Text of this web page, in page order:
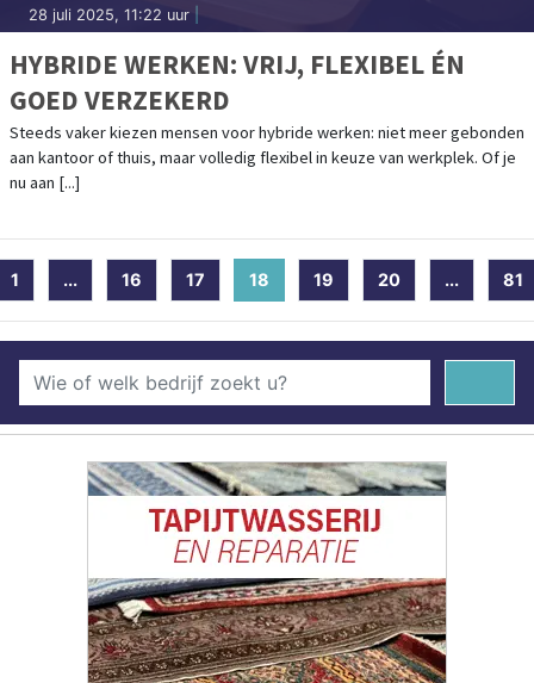
28 juli 2025, 11:22 uur
HYBRIDE WERKEN: VRIJ, FLEXIBEL ÉN
GOED VERZEKERD
Steeds vaker kiezen mensen voor hybride werken: niet meer gebonden
aan kantoor of thuis, maar volledig flexibel in keuze van werkplek. Of je
nu aan [...]
1 ... 16 17 18 (current)
19 20 ... 81